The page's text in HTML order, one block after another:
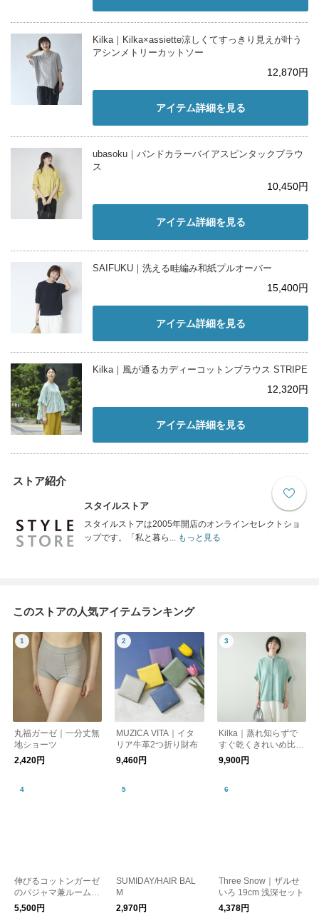
Kilka｜Kilka×assiette涼しくてすっきり見えが叶う
アシンメトリーカットソー
12,870円
アイテム詳細を見る
ubasoku｜バンドカラーバイアスピンタックブラウ
ス
10,450円
アイテム詳細を見る
SAIFUKU｜洗える畦編み和紙プルオーバー
15,400円
アイテム詳細を見る
Kilka｜風が通るカディーコットンブラウス STRIPE
12,320円
アイテム詳細を見る
ストア紹介
スタイルストア
スタイルストアは2005年開店のオンラインセレクトショ
ップです。「私と暮ら...
もっと見る
このストアの人気アイテムランキング
丸福ガーゼ｜一分丈無
地ショーツ
2,420円
MUZICA VITA｜イタ
リア牛革2つ折り財布
9,460円
Kilka｜蒸れ知らずで
すぐ乾くきれいめ比翼
ブラウス
9,900円
伸びるコットンガーゼ
のパジャマ兼ルームウ
ェア 接触冷感 5分袖プ
5,500円
SUMIDAY/HAIR BAL
M
2,970円
Three Snow｜ザルせ
いろ 19cm 浅深セット
4,378円